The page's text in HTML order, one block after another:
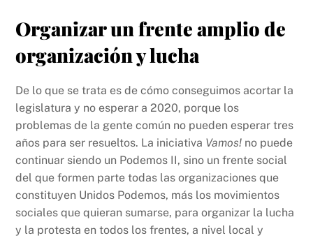
Organizar un frente amplio de
organización y lucha
De lo que se trata es de cómo conseguimos acortar la
legislatura y no esperar a 2020, porque los
problemas de la gente común no pueden esperar tres
años para ser resueltos. La iniciativa Vamos! no puede
continuar siendo un Podemos II, sino un frente social
del que formen parte todas las organizaciones que
constituyen Unidos Podemos, más los movimientos
sociales que quieran sumarse, para organizar la lucha
y la protesta en todos los frentes, a nivel local y